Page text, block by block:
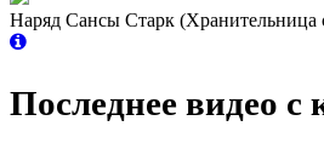
Наряд Сансы Старк (Хранительница
Последнее видео с